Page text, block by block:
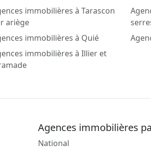
immobilières à Tarascon
ariège
immobilières à Quié
immobilières à Illier et
Agences immobilières
National